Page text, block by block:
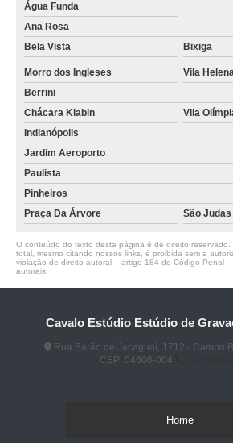
Água Funda
Ana Rosa
Bela Vista
Bixiga
Morro dos Ingleses
Vila
Berrini
Chácara Klabin
Vila
Indianópolis
Jardim Aeroporto
Paulista
Pinheiros
Praça Da Árvore
São Judas
O conteúdo do texto desta página é de direito
total, mesmo citando nossos links, é proibida sem a
violação de direito autoral – artigo 184 do Código Penal –
autorais
Cavalo Estúdio Estúdio de
Rua Barão de Jaceguai, 1712 - Campo
CEP: 04606-004
Home